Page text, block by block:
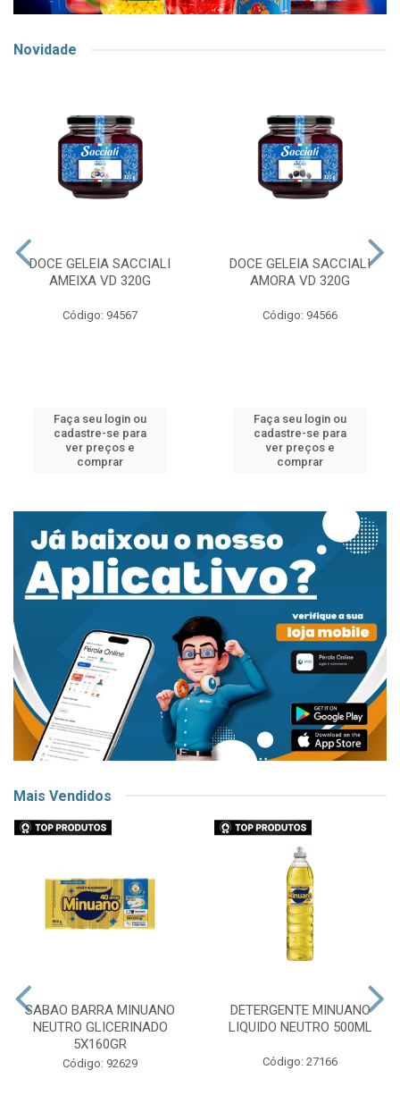
Novidade
DOCE GELEIA SACCIALI
AMEIXA VD 320G
Código: 94567
Faça seu login ou
cadastre-se para
ver preços e
comprar
DOCE GELEIA SACCIALI
AMORA VD 320G
Código: 94566
Faça seu login ou
cadastre-se para
ver preços e
comprar
Mais Vendidos
SABAO BARRA MINUANO
NEUTRO GLICERINADO
5X160GR
Código: 92629
DETERGENTE MINUANO
LIQUIDO NEUTRO 500ML
Código: 27166